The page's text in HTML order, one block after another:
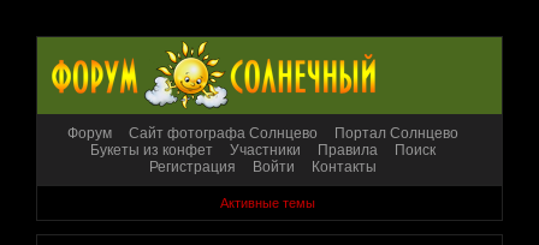
Форум Сайт фотографа Солнцево
Портал Солнцево
Букеты из конфет
Участники Правила
Поиск
Регистрация
Войти Контакты
Активные темы